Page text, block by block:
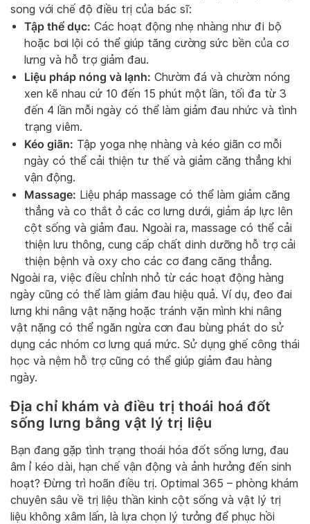
song với chế độ điều trị của bác sĩ:
Tập thể dục: Các hoạt động nhẹ nhàng như đi bộ
hoặc bơi lội có thể giúp tăng cường sức bền của cơ
lưng và hỗ trợ giảm đau.
Liệu pháp nóng và lạnh: Chườm đá và chườm nóng
xen kẽ nhau cứ 10 đến 15 phút một lần, tối đa từ 3
đến 4 lần mỗi ngày có thể làm giảm đau nhức và tình
trạng viêm.
Kéo giãn: Tập yoga nhẹ nhàng và kéo giãn cơ mỗi
ngày có thể cải thiện tư thế và giảm căng thẳng khi
vận động.
Massage: Liệu pháp massage có thể làm giảm căng
thẳng và co thắt ở các cơ lưng dưới, giảm áp lực lên
cột sống và giảm đau. Ngoài ra, massage có thể cải
thiện lưu thông, cung cấp chất dinh dưỡng hỗ trợ cải
thiện bệnh và oxy cho các cơ đang căng thẳng.
Ngoài ra, việc điều chỉnh nhỏ từ các hoạt động hàng
ngày cũng có thể làm giảm đau hiệu quả. Ví dụ, đeo đai
lưng khi nâng vật nặng hoặc tránh vặn mình khi nâng
vật nặng có thể ngăn ngừa cơn đau bùng phát do sử
dụng các nhóm cơ lưng quá mức. Sử dụng ghế công thái
học và nệm hỗ trợ cũng có thể giúp giảm đau hàng
ngày.
Địa chỉ khám và điều trị thoái hoá đốt
sống lưng bằng vật lý trị liệu
Bạn đang gặp tình trạng thoái hóa đốt sống lưng, đau
âm ỉ kéo dài, hạn chế vận động và ảnh hưởng đến sinh
hoạt? Đừng trì hoãn điều trị. Optimal 365 – phòng khám
chuyên sâu về trị liệu thần kinh cột sống và vật lý trị
liệu không xâm lấn, là lựa chọn lý tưởng để phục hồi